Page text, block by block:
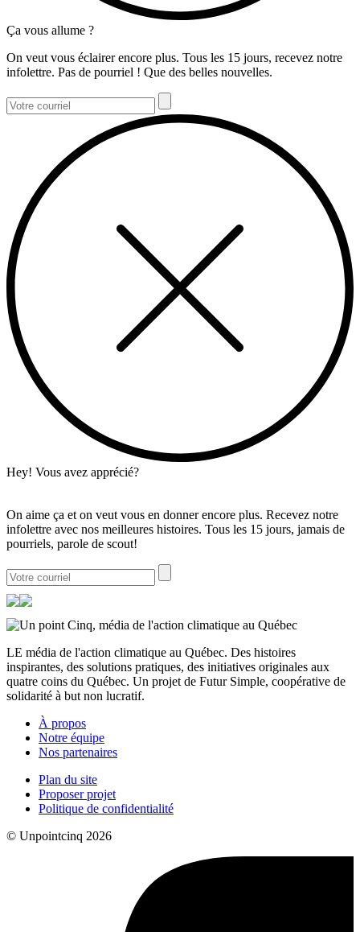
Ça vous allume ?
On veut vous éclairer encore plus. Tous les 15 jours, recevez notre
infolettre. Pas de pourriel ! Que des belles nouvelles.
Hey! Vous avez apprécié?
On aime ça et on veut vous en donner encore plus. Recevez notre
infolettre avec nos meilleures histoires. Tous les 15 jours, jamais de
pourriels, parole de scout!
LE média de l'action climatique au Québec. Des histoires
inspirantes, des solutions pratiques, des initiatives originales aux
quatre coins du Québec. Un projet de Futur Simple, coopérative de
solidarité à but non lucratif.
À propos
Notre équipe
Nos partenaires
Plan du site
Proposer projet
Politique de confidentialité
© Unpointcinq 2026